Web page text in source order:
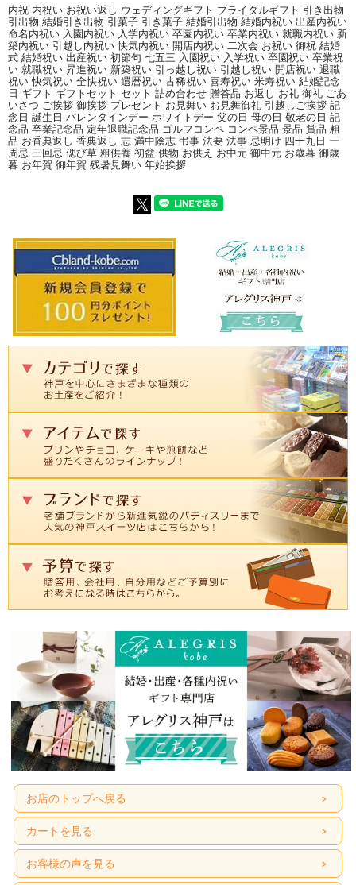
シルスマリアは生チョコ発祥のお店で
１９８８年、シルスマリアにて、全く
専用のギフトバッグ付き！
こちらの商品をお買い上げの方には、
贈り物に最適な、シルスマリアオリジ
ナルのギフトバッグをお付け致しま
くれます。
公園通りの石畳シルスミルクの召
し上がり方
召し上がり方（手順） その① その②
お客様の声
千葉県M.Sさん
他では味わえないお味で喜んで貰えたようで良かったです。
大阪府S.Oさん
特に問題なく気持ちよく買い物できました。
福岡県A.Yさん
商品詳細情報
名称：チョコレート
原材料名：ミルクチョコレート（ベルギー製造）、乳等を主要原料とする食品、
内祝 内祝い お祝い返し ウェディングギフト ブライダルギフト 引き出物
引出物 結婚引き出物 引菓子 引き菓子 結婚引出物 結婚内祝い 出産内祝い
命名内祝い 入園内祝い 入学内祝い 卒園内祝い 卒業内祝い 就職内祝い 新
築内祝い 引越し内祝い 快気内祝い 開店内祝い 二次会 お祝い 御祝 結婚
式 結婚祝い 出産祝い 初節句 七五三 入園祝い 入学祝い 卒園祝い 卒業祝
い 就職祝い 昇進祝い 新築祝い 引っ越し祝い 引越し祝い 開店祝い 退職
祝い 快気祝い 全快祝い 還暦祝い 古稀祝い 喜寿祝い 米寿祝い 結婚記念
日 ギフト ギフトセット セット 詰め合わせ 贈答品 お返し お礼 御礼 ごあ
いさつ ご挨拶 御挨拶 プレゼント お見舞い お見舞御礼 引越しご挨拶 記
念日 誕生日 バレンタインデー ホワイトデー 父の日 母の日 敬老の日 記
念品 卒業記念品 定年退職記念品 ゴルフコンペ コンペ景品 景品 賞品 粗
品 お香典返し 香典返し 志 満中陰志 弔事 法要 法事 忌明け 四十九日 一
周忌 三回忌 偲び草 粗供養 初盆 供物 お供え お中元 御中元 お歳暮 御歳
暮 お年賀 御年賀 残暑見舞い 年始挨拶
お店のトップへ戻る
カートを見る
お客様の声を見る